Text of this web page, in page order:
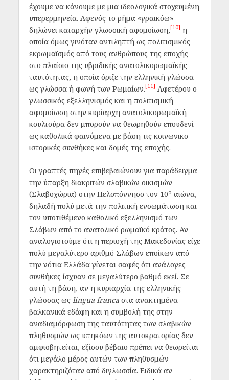
έχουμε να κάνουμε με μια ιδεολογικά στοχευμένη
υπερερμηνεία. Αφενός το ρήμα «γραικόω»
δηλώνει καταρχήν γλωσσική αφομοίωση,[10] η
οποία όμως γινόταν αντιληπτή ως πολιτισμικός
εκρωμαϊσμός από τους ανθρώπους της εποχής
στο πλαίσιο της υβριδικής ανατολικορωμαϊκής
ταυτότητας, η οποία όριζε την ελληνική γλώσσα
ως γλώσσα ή φωνή των Ρωμαίων.[11] Αφετέρου ο
γλωσσικός εξελληνισμός και η πολιτισμική
αφομοίωση στην κυρίαρχη ανατολικορωμαϊκή
κουλτούρα δεν μπορούν να θεωρηθούν επουδενί
ως καθολικά φαινόμενα με βάση τις κοινωνικο-
ιστορικές συνθήκες και δομές της εποχής.
Οι γραπτές πηγές επιβεβαιώνουν για παράδειγμα
την ύπαρξη διακριτών σλαβικών οικισμών
(Σλαβοχώρια) στην Πελοπόννησο τον 10ο αιώνα,
δηλαδή πολύ μετά την πολιτική ενσωμάτωση και
τον υποτιθέμενο καθολικό εξελληνισμό των
Σλάβων από το ανατολικό ρωμαϊκό κράτος. Αν
αναλογιστούμε ότι η περιοχή της Μακεδονίας είχε
πολύ μεγαλύτερο αριθμό Σλάβων εποίκων από
την νότια Ελλάδα γίνεται σαφές ότι ανάλογες
συνθήκες ίσχυαν σε μεγαλύτερο βαθμό εκεί. Σε
αυτή τη βάση, αν η κυριαρχία της ελληνικής
γλώσσας ως lingua francaστα ανακτημένα
βαλκανικά εδάφη και η συμβολή της στην
αναδιαμόρφωση της ταυτότητας των σλαβικών
πληθυσμών ως υπηκόων της αυτοκρατορίας δεν
αμφισβητείται, εξίσου βέβαιο πρέπει να θεωρείται
ότι μεγάλο μέρος αυτών των πληθυσμών
χαρακτηριζόταν από διγλωσσία. Ειδικά αν